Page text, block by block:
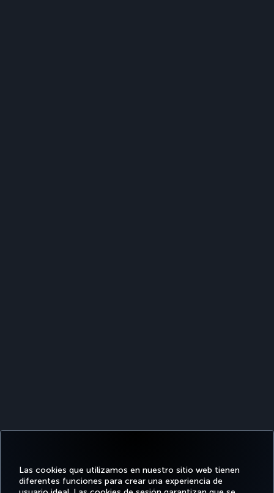
Las cookies que utilizamos en nuestro sitio web tienen
diferentes funciones para crear una experiencia de